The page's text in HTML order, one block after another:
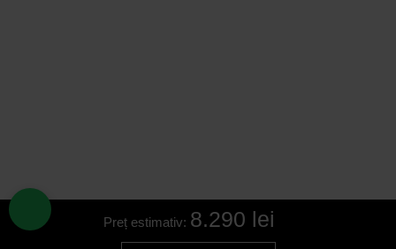
Preț estimativ: 8.290 lei